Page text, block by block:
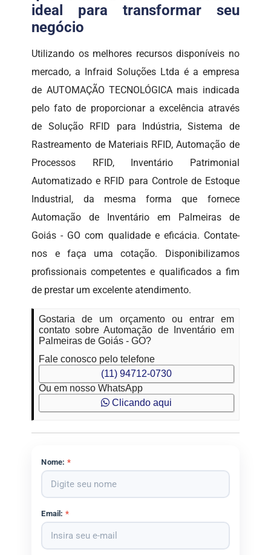
ideal para transformar seu
negócio
Utilizando os melhores recursos disponíveis no
mercado, a Infraid Soluções Ltda é a empresa
de AUTOMAÇÃO TECNOLÓGICA mais indicada
pelo fato de proporcionar a excelência através
de Solução RFID para Indústria, Sistema de
Rastreamento de Materiais RFID, Automação de
Processos RFID, Inventário Patrimonial
Automatizado e RFID para Controle de Estoque
Industrial, da mesma forma que fornece
Automação de Inventário em Palmeiras de
Goiás - GO com qualidade e eficácia. Contate-
nos e faça uma cotação. Disponibilizamos
profissionais competentes e qualificados a fim
de prestar um excelente atendimento.
Gostaria de um orçamento ou entrar em
contato sobre Automação de Inventário em
Palmeiras de Goiás - GO?
Fale conosco pelo telefone
(11) 94712-0730
Ou em nosso WhatsApp
Clicando aqui
Nome: *
Email: *